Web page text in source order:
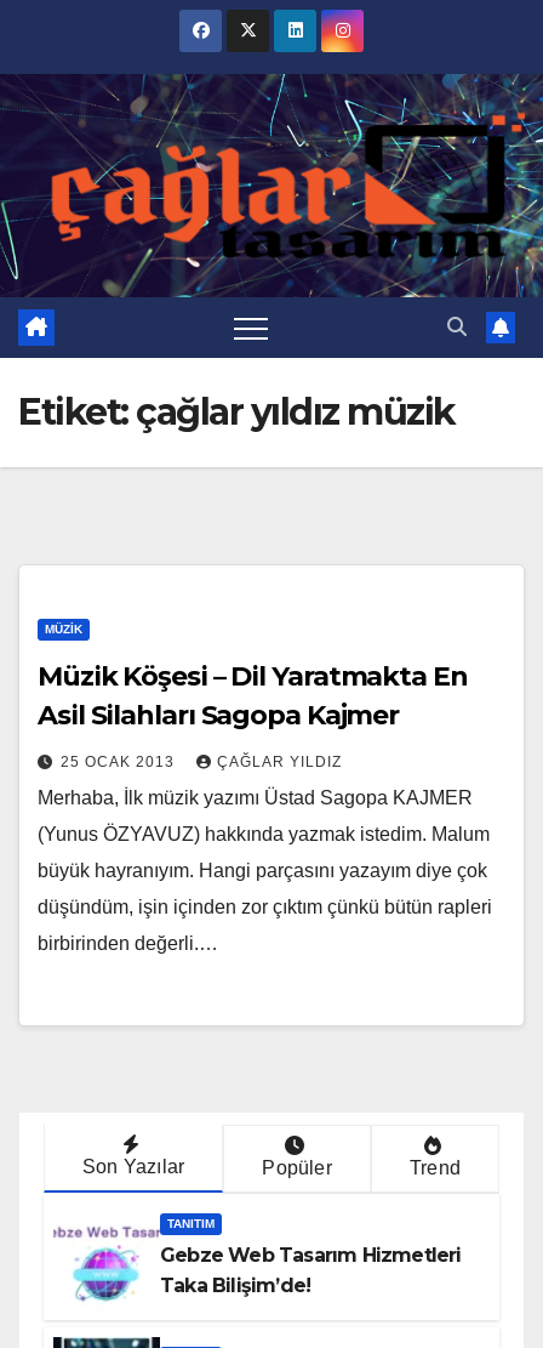
content
Etiket:çağlar yıldız müzik
MÜZIK
Müzik Köşesi – Dil Yaratmakta En
Asil Silahları Sagopa Kajmer
25 OCAK 2013 ÇAĞLAR YILDIZ
Merhaba, İlk müzik yazımı Üstad Sagopa KAJMER
(Yunus ÖZYAVUZ) hakkında yazmak istedim. Malum
büyük hayranıyım. Hangi parçasını yazayım diye çok
düşündüm, işin içinden zor çıktım çünkü bütün rapleri
birbirinden değerli.…
Son Yazılar Popüler Trend
TANITIM
Gebze Web Tasarım Hizmetleri
Taka Bilişim’de!